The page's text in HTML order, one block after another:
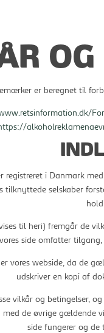
OG
er beregnet til
i Danmark
tilknyttede selskaber
til heri) fremgår de
side omfatter
vores webside, da de
udskriver en kopi af
vilkår og betingelser,
de øvrige gældende
side fungerer og de